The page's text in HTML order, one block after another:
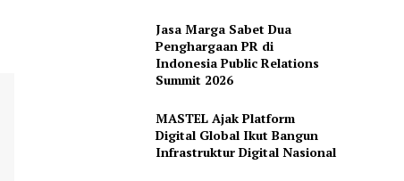
Jasa Marga Sabet Dua
Penghargaan PR di
Indonesia Public Relations
Summit 2026
MASTEL Ajak Platform
Digital Global Ikut Bangun
Infrastruktur Digital Nasional